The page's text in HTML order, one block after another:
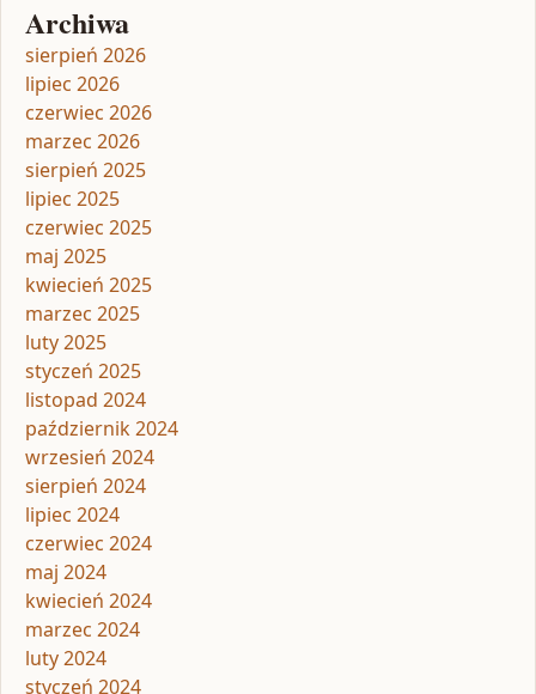
Archiwa
sierpień 2026
lipiec 2026
czerwiec 2026
marzec 2026
sierpień 2025
lipiec 2025
czerwiec 2025
maj 2025
kwiecień 2025
marzec 2025
luty 2025
styczeń 2025
listopad 2024
październik 2024
wrzesień 2024
sierpień 2024
lipiec 2024
czerwiec 2024
maj 2024
kwiecień 2024
marzec 2024
luty 2024
styczeń 2024